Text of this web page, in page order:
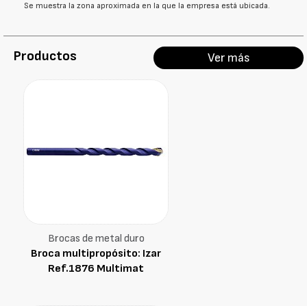
Se muestra la zona aproximada en la que la empresa está ubicada.
Productos Ver más
Brocas de metal duro
Broca multipropósito: Izar
Ref.1876 Multimat